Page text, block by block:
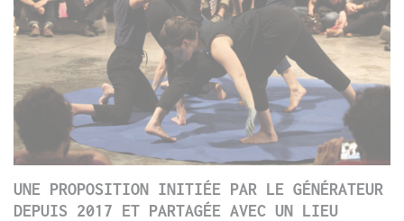
UNE PROPOSITION INITIÉE PAR LE GÉNÉRATEUR
DEPUIS 2017 ET PARTAGÉE AVEC UN LIEU